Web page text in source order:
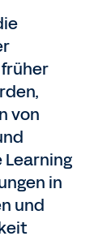
von
in
und